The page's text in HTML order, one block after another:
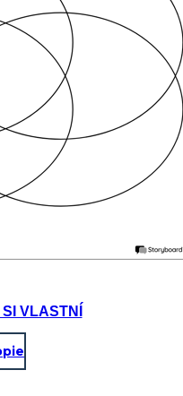
VLASTNÍ